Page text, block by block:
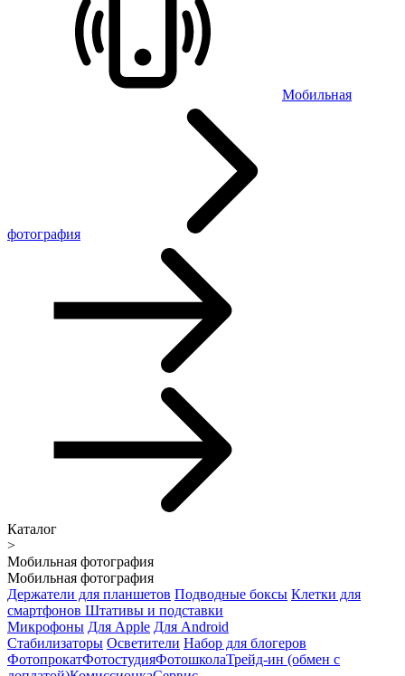
Мобильная
фотография
Каталог
>
Мобильная фотография
Мобильная фотография
Держатели для планшетов Подводные боксы Клетки для
смартфонов Штативы и подставки
Микрофоны Для Apple Для Android
Стабилизаторы Осветители Набор для блогеров
ФотопрокатФотостудияФотошколаТрейд-ин (обмен с